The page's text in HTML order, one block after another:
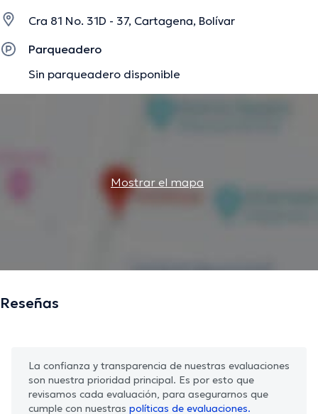
Cra 81 No. 31D - 37, Cartagena, Bolívar
Parqueadero
Sin parqueadero disponible
Mostrar el mapa
Reseñas
La confianza y transparencia de nuestras evaluaciones
son nuestra prioridad principal. Es por esto que
revisamos cada evaluación, para asegurarnos que
cumple con nuestras políticas de evaluaciones.